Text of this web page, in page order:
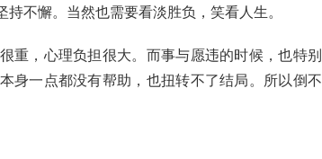
不懈。当然也需要看淡胜负，笑看人生。
重，心理负担很大。而事与愿违的时候，也特别
身一点都没有帮助，也扭转不了结局。所以倒不